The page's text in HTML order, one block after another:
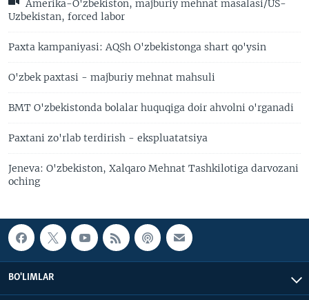
Amerika-O'zbekiston, majburiy mehnat masalasi/US-
Uzbekistan, forced labor
Paxta kampaniyasi: AQSh O'zbekistonga shart qo'ysin
O'zbek paxtasi - majburiy mehnat mahsuli
BMT O'zbekistonda bolalar huquqiga doir ahvolni o'rganadi
Paxtani zo'rlab terdirish - ekspluatatsiya
Jeneva: O'zbekiston, Xalqaro Mehnat Tashkilotiga darvozani
oching
BO'LIMLAR